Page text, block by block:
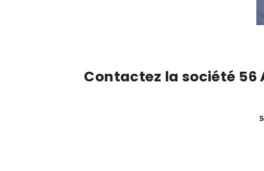
Contactez la société 56